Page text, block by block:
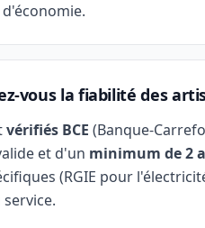
vous la fiabilité des
vérifiés BCE (Banque-
et d'un minimum de 2
(RGIE pour